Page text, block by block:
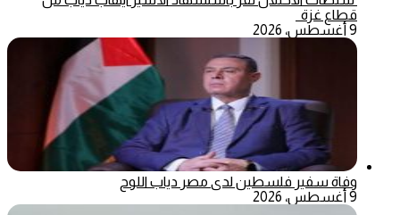
قطاع غزة
9 أغسطس، 2026
وفاة سفير فلسطين لدى مصر دياب اللوح
9 أغسطس، 2026